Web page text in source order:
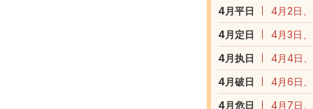
4月平日
4月2日
4月定日
4月3日
4月执日
4月4日
4月破日
4月6日
4月危日
4月7日